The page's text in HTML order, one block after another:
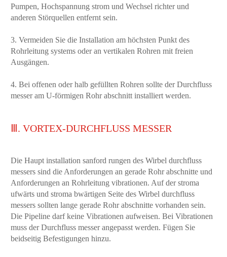
Pumpen, Hochspannung strom und Wechsel richter und
anderen Störquellen entfernt sein.
3. Vermeiden Sie die Installation am höchsten Punkt des
Rohrleitung systems oder an vertikalen Rohren mit freien
Ausgängen.
4. Bei offenen oder halb gefüllten Rohren sollte der Durchfluss
messer am U-förmigen Rohr abschnitt installiert werden.
Ⅲ. VORTEX-DURCHFLUSS MESSER
Die Haupt installation sanford rungen des Wirbel durchfluss
messers sind die Anforderungen an gerade Rohr abschnitte und
Anforderungen an Rohrleitung vibrationen. Auf der stroma
ufwärts und stroma bwärtigen Seite des Wirbel durchfluss
messers sollten lange gerade Rohr abschnitte vorhanden sein.
Die Pipeline darf keine Vibrationen aufweisen. Bei Vibrationen
muss der Durchfluss messer angepasst werden. Fügen Sie
beidseitig Befestigungen hinzu.